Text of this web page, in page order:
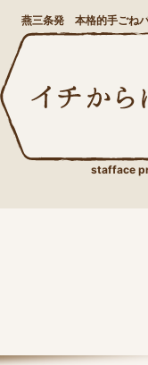
燕三条発 本格的手ごね
stafface